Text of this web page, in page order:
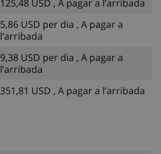
125,48 USD , A pagar a l’arribada
5,86 USD per dia , A pagar a
l’arribada
9,38 USD per dia , A pagar a
l’arribada
351,81 USD , A pagar a l’arribada